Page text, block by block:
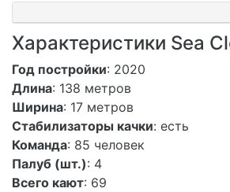
Характеристики Sea
Год постройки: 2020
Длина: 138 метров
Ширина: 17 метров
Стабилизаторы качки: есть
Команда: 85 человек
Палуб (шт.): 4
Всего кают: 69